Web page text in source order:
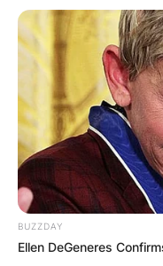
од најстарите
Балканот, а тоа
Градот имал
од легендите
„кират-ова“,
бреговите на
урната од
истражувањата,
Кратишкара, а
нарекувал и
BUZZDAY
Ellen DeGeneres